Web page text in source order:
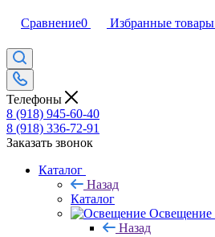
Сравнение0 Избранные товары
Телефоны
8 (918) 945-60-40
8 (918) 336-72-91
Заказать звонок
Каталог
Назад
Каталог
Освещение
Назад